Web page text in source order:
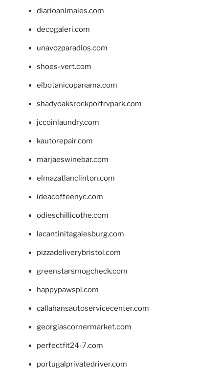
diarioanimales.com
decogaleri.com
unavozparadios.com
shoes-vert.com
elbotanicopanama.com
shadyoaksrockportrvpark.com
jccoinlaundry.com
kautorepair.com
marjaeswinebar.com
elmazatlanclinton.com
ideacoffeenyc.com
odieschillicothe.com
lacantinitagalesburg.com
pizzadeliverybristol.com
greenstarsmogcheck.com
happypawspl.com
callahansautoservicecenter.com
georgiascornermarket.com
perfectfit24-7.com
portugalprivatedriver.com